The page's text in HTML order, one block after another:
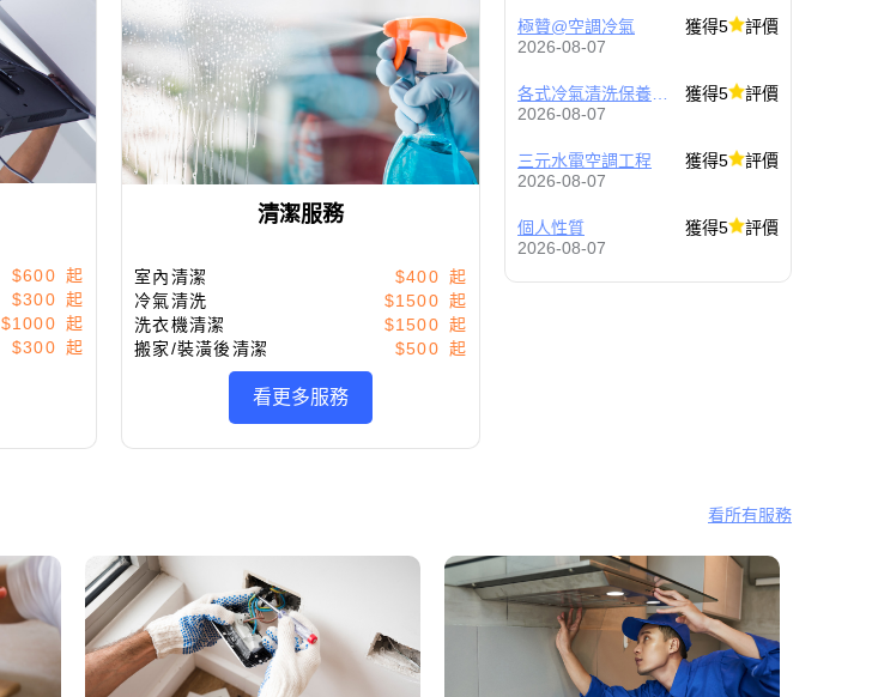
$600
$300
$1000
$300
清潔服務
室內清潔
$400
冷氣清洗
$1500
洗衣機清潔
$1500
搬家/裝潢後清潔
$500
看更多服務
極贊@空調冷氣 獲得5
評價
2026-08-07
獲得5
評價
2026-08-07
三元水電空調工程 獲得5
評價
2026-08-07
個人性質 獲得5
評價
2026-08-07
看所有服務